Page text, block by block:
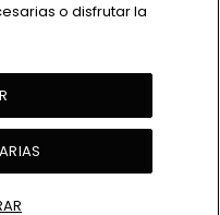
o disfrutar la